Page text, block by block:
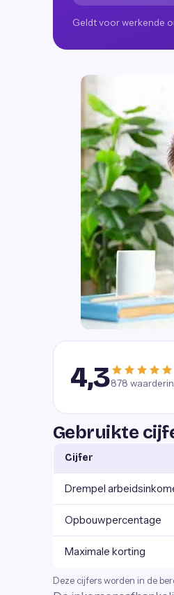
Geldt voor werkende
4,3878
Gebruikte
Cijfer
Drempel
Opbouwpercentage
Maximale korting
Deze cijfers worden in de